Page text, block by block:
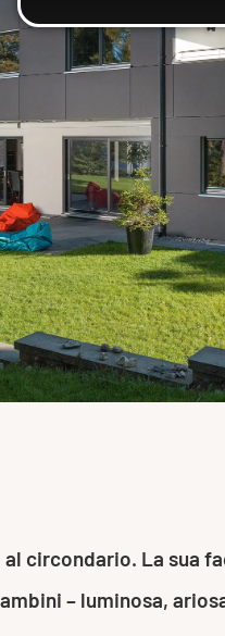
circondario. La sua
– luminosa,